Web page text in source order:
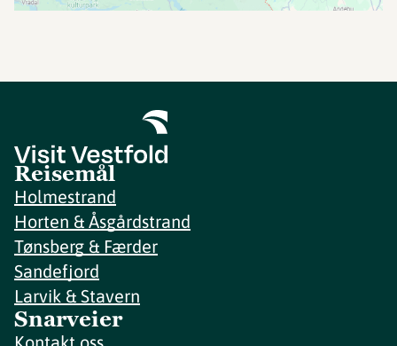
Reisemål
Holmestrand
Horten & Åsgårdstrand
Tønsberg & Færder
Sandefjord
Larvik & Stavern
Snarveier